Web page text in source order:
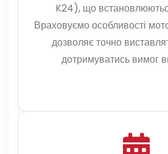
K24), що
Враховуємо особливості
дозволяє точно
дотримуватись вимог